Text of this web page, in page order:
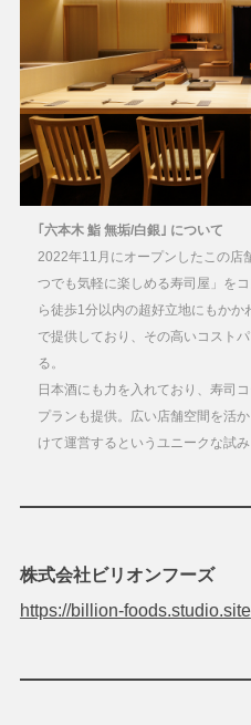
｢六本木 鮨 無垢/白銀｣ について
2022年11月にオープンしたこの店
つでも気軽に楽しめる寿司屋」を
ら徒歩1分以内の超好立地にもか
で提供しており、その高いコスト
る。
日本酒にも力を入れており、寿司
プランも提供。広い店舗空間を活
けて運営するというユニークな試み
株式会社ビリオンフーズ
https://billion-foods.studio.site